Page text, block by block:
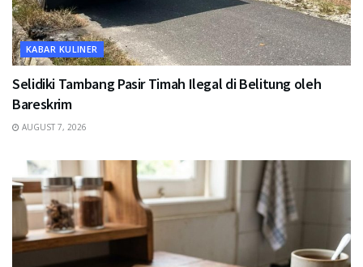
KABAR KULINER
Selidiki Tambang Pasir Timah Ilegal di Belitung oleh
Bareskrim
AUGUST 7, 2026